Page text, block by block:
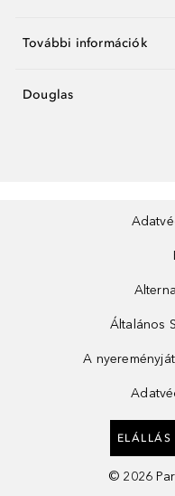
További információk
Douglas
Általános
A
ELÁLLÁS
© 2026